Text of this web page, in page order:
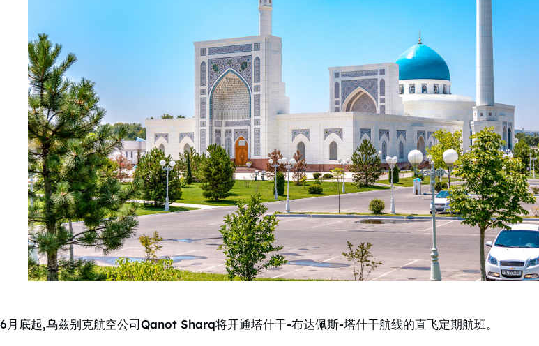
6月底起,乌兹别克航空公司Qanot Sharq将开通塔什干-布达佩斯-塔什干航线的直飞定期航班。